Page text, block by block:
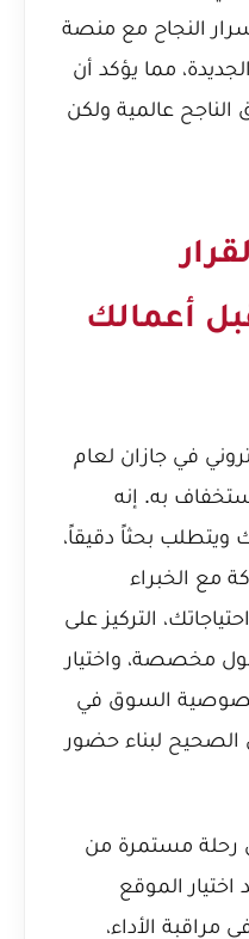
النجاح مع منصة
، مما يؤكد أن
الناجح عالمية ولكن
أعمالك
في جازان لعام
به. إنه
بحثاً دقيقاً،
مع الخبراء
التركيز على
مخصصة، واختيار
السوق في
لبناء حضور
رحلة مستمرة من
الموقع
الأداء،